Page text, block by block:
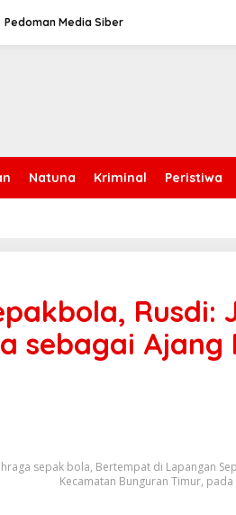
Pedoman Media Siber
Natuna Kriminal Peristiwa
Rusdi:
sebagai Ajang
sepak bola, Bertempat di Lapangan
Kecamatan Bunguran Timur,